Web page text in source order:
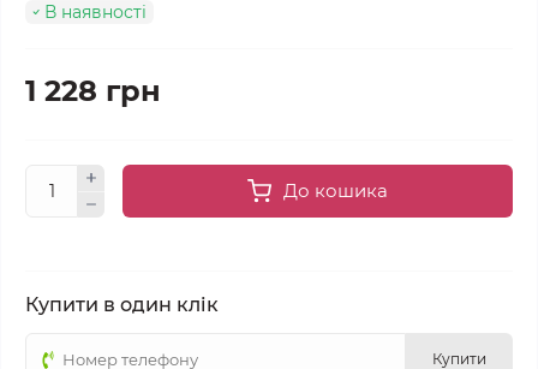
В наявності
1 228 грн
До кошика
Купити в один клік
Купити